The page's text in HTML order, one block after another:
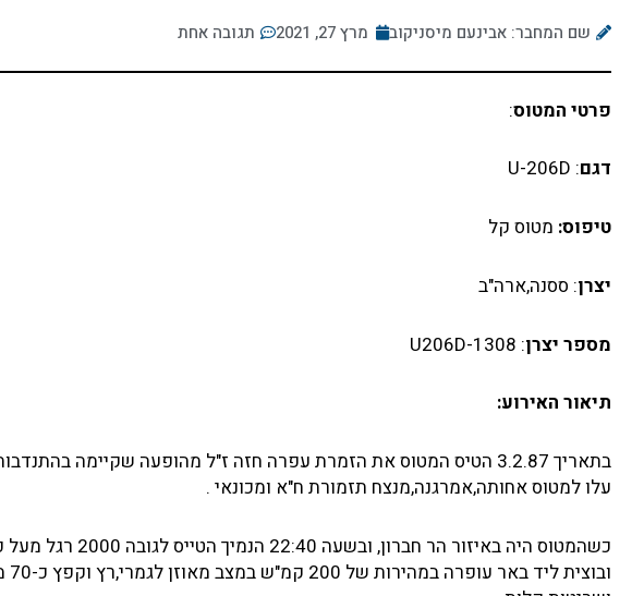
שם המחבר: אבינעם מיסניקוב מרץ 27, 2021 תגובה אחת
פרטי המטוס:
דגם: U-206D
טיפוס: מטוס קל
יצרן: ססנה,ארה"ב
מספר יצרן: U206D-1308
תיאור האירוע:
בתאריך 3.2.87 הטיס המטוס את הזמרת עפרה חזה ז"ל מהופעה שקיימה
עלו למטוס אחותה,אמרגנה,מנצח תזמורת ח"א ומכונאי .
כשהמטוס היה